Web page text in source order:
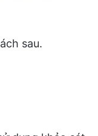
sau.